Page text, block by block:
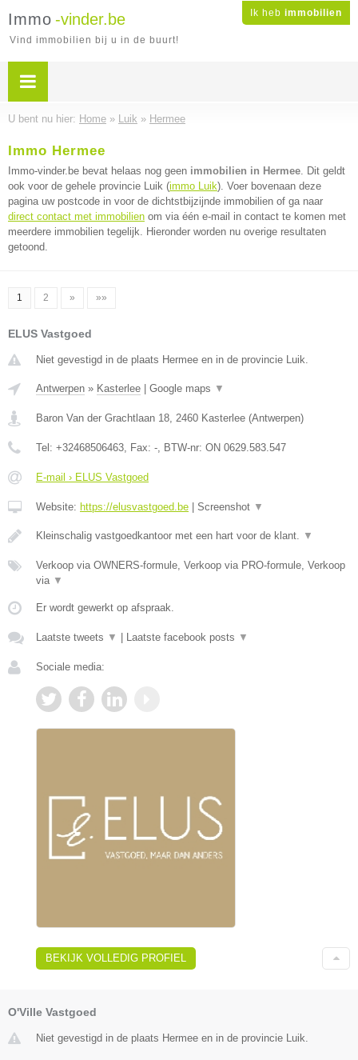
Ik heb immobilien
Immo -vinder.be
Vind immobilien bij u in de buurt!
U bent nu hier: Home » Luik » Hermee
Immo Hermee
Immo-vinder.be bevat helaas nog geen immobilien in Hermee. Dit geldt
ook voor de gehele provincie Luik (immo Luik). Voer bovenaan deze
pagina uw postcode in voor de dichtstbijzijnde immobilien of ga naar
direct contact met immobilien om via één e-mail in contact te komen met
meerdere immobilien tegelijk. Hieronder worden nu overige resultaten
getoond.
1 2 » »»
ELUS Vastgoed
Niet gevestigd in de plaats Hermee en in de provincie Luik.
Antwerpen » Kasterlee Google maps ▼
Baron Van der Grachtlaan 18, 2460 Kasterlee (Antwerpen)
Tel: +32468506463, Fax: -, BTW-nr: ON 0629.583.547
E-mail › ELUS Vastgoed
Website: https://elusvastgoed.be Screenshot ▼
Kleinschalig vastgoedkantoor met een hart voor de klant. ▼
Verkoop via OWNERS-formule, Verkoop via PRO-formule, Verkoop
via ▼
Er wordt gewerkt op afspraak.
Laatste tweets ▼ Laatste facebook posts ▼
Sociale media:
BEKIJK VOLLEDIG PROFIEL
O'Ville Vastgoed
Niet gevestigd in de plaats Hermee en in de provincie Luik.